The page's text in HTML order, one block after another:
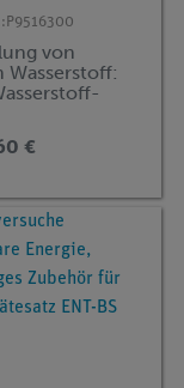
P9516300
von
Wasserstoff:
€